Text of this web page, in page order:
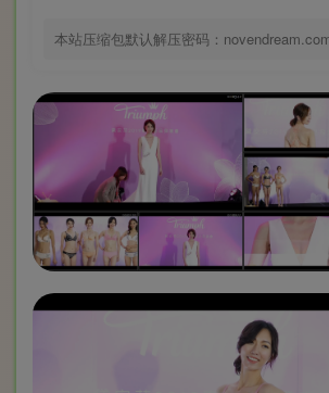
本站压缩包默认解压密码：